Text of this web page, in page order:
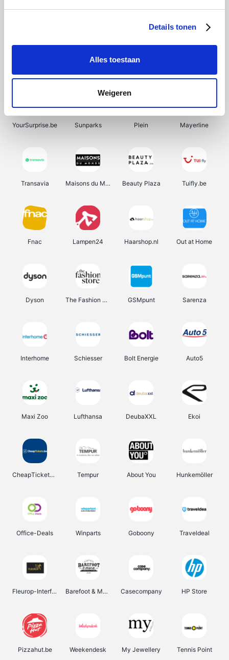
Details tonen
Alles toestaan
Weigeren
SupraBazar Shein Bergfreunde Smartwatchbanden
YourSurprise.be Sunparks Plein Mayerline
Transavia Maisons du Monde Beauty Plaza Tuifly.be
Fnac Lampen24 Haarshop.nl Out at Home
Dyson The Fashion Store GSMpunt Sarenza
Interhome Schiesser Bolt Energie Auto5
Maxi Zoo Lufthansa DeubaXXL Ekoi
CheapTickets.be Tempur About You Hunkemöller
Office-Deals Winparts Goboony Traveldeal
Fleurop-Interflora Barefoot & More Casecompany HP Store
Pizzahut.be Weekendesk My Jewellery Tennis Point